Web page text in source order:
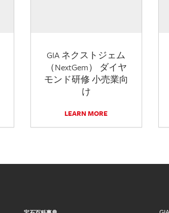
GIA ネクストジェム
（NextGem） ダイヤ
モンド研修 小売業向
け
LEARN MORE